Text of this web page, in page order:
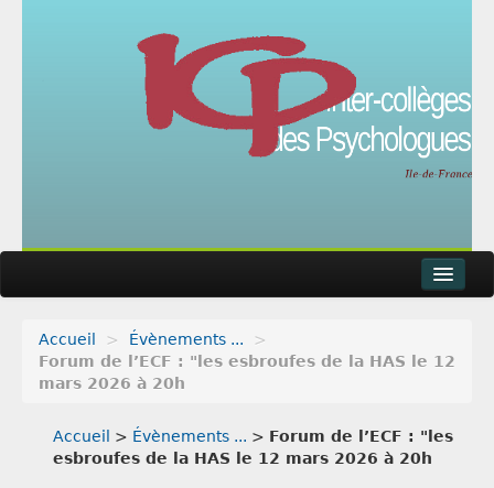
Actualités
Articles
Accueil > Évènements ...
>
Forum de l’ECF : "les esbroufes de la HAS le 12
mars 2026 à 20h
Accueil > Évènements ... > Forum de l’ECF : "les
esbroufes de la HAS le 12 mars 2026 à 20h